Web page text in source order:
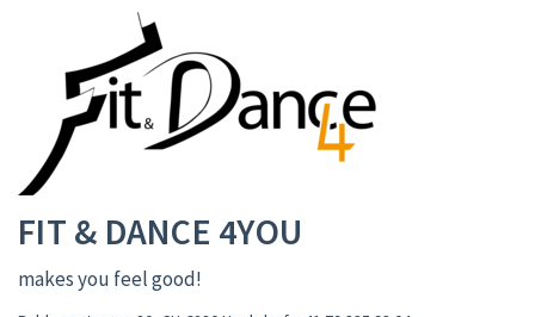
FIT & DANCE 4YOU
makes you feel good!